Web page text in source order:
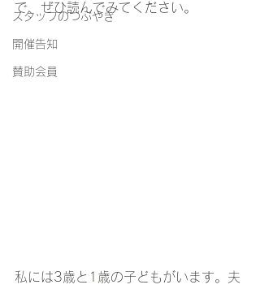
スタッフのつぶやき
開催告知
賛助会員
で、ぜひ読んでみてください。
私には3歳と1歳の子どもがいます。夫